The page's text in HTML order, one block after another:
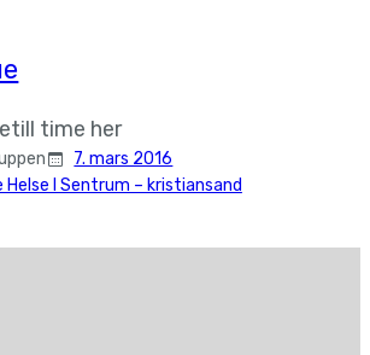
time her
7. mars 2016
Helse I Sentrum – kristiansand